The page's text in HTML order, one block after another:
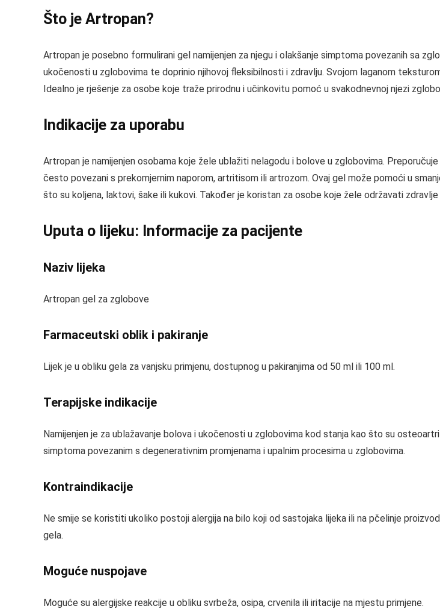
Što je Artropan?
Artropan je posebno formulirani gel namijenjen za njegu i olakšanje simptoma povezanih sa
ukočenosti u zglobovima te doprinio njihovoj fleksibilnosti i zdravlju. Svojom laganom
Idealno je rješenje za osobe koje traže prirodnu i učinkovitu pomoć u svakodnevnoj njezi
Indikacije za uporabu
Artropan je namijenjen osobama koje žele ublažiti nelagodu i bolove u zglobovima.
često povezani s prekomjernim naporom, artritisom ili artrozom. Ovaj gel može pomoći u
što su koljena, laktovi, šake ili kukovi. Također je koristan za osobe koje žele održavati
Uputa o lijeku: Informacije za pacijente
Naziv lijeka
Artropan gel za zglobove
Farmaceutski oblik i pakiranje
Lijek je u obliku gela za vanjsku primjenu, dostupnog u pakiranjima od 50 ml ili 100 ml.
Terapijske indikacije
Namijenjen je za ublažavanje bolova i ukočenosti u zglobovima kod stanja kao što su
simptoma povezanim s degenerativnim promjenama i upalnim procesima u zglobovima.
Kontraindikacije
Ne smije se koristiti ukoliko postoji alergija na bilo koji od sastojaka lijeka ili na pčelinje
gela.
Moguće nuspojave
Moguće su alergijske reakcije u obliku svrbeža, osipa, crvenila ili iritacije na mjestu primjene.